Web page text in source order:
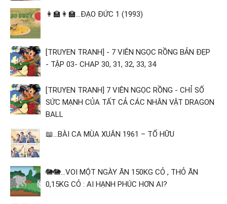
👩‍🏫👩‍🏫...ĐẠO ĐỨC 1 (1993)
[TRUYEN TRANH] - 7 VIÊN NGỌC RỒNG BẢN ĐẸP
- TẬP 03- CHAP 30, 31, 32, 33, 34
[TRUYEN TRANH] 7 VIÊN NGỌC RỒNG - CHỈ SỐ
SỨC MẠNH CỦA TẤT CẢ CÁC NHÂN VẬT DRAGON
BALL
📖...BÀI CA MÙA XUÂN 1961 – TỐ HỮU
🐘🐘...VOI MỘT NGÀY ĂN 150KG CỎ , THỎ ĂN
0,15KG CỎ : AI HẠNH PHÚC HƠN AI?